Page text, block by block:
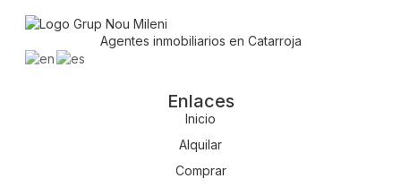
Agentes inmobiliarios en Catarroja
Enlaces
Inicio
Alquilar
Comprar